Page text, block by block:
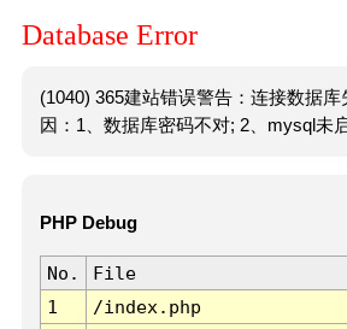
Database Error
(1040) 365建站错误警告：连接数据
因：1、数据库密码不对; 2、mysql未启
PHP Debug
No. File
1
/index.php